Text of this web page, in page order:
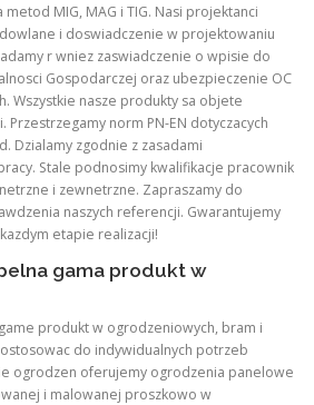
MIG, MAG i TIG. Nasi projektanci
i doswiadczenie w projektowaniu
r wniez zaswiadczenie o wpisie do
Gospodarczej oraz ubezpieczenie OC
Wszystkie nasze produkty sa objete
Przestrzegamy norm PN-EN dotyczacych
Dzialamy zgodnie z zasadami
Stale podnosimy kwalifikacje pracownik
i zewnetrzne. Zapraszamy do
naszych referencji. Gwarantujemy
etapie realizacji!
gama produkt w
produkt w ogrodzeniowych, bram i
do indywidualnych potrzeb
ogrodzen oferujemy ogrodzenia panelowe
i malowanej proszkowo w